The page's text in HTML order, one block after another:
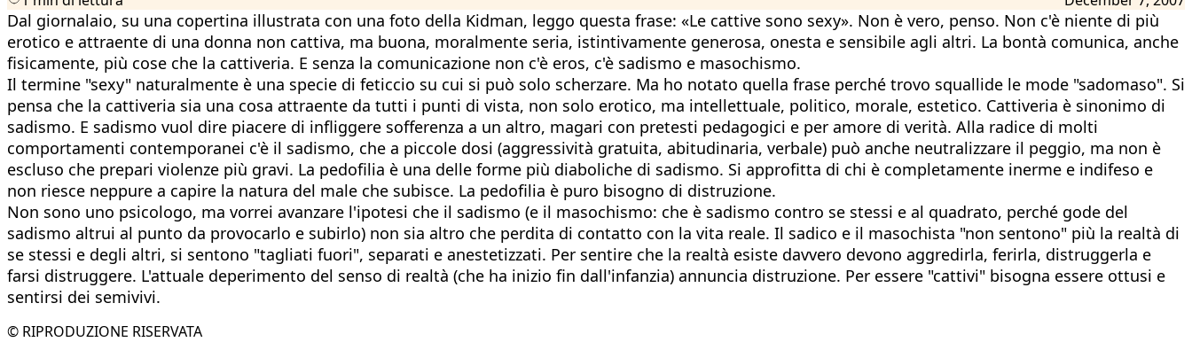
Dal giornalaio, su una copertina illustrata con una foto della Kidman, leggo questa frase: «Le cattive sono sexy». Non è vero, penso. Non c'è niente di più
erotico e attraente di una donna non cattiva, ma buona, moralmente seria, istintivamente generosa, onesta e sensibile agli altri. La bontà comunica, anche
fisicamente, più cose che la cattiveria. E senza la comunicazione non c'è eros, c'è sadismo e masochismo.
Il termine "sexy" naturalmente è una specie di feticcio su cui si può solo scherzare. Ma ho notato quella frase perché trovo squallide le mode "sadomaso". Si
pensa che la cattiveria sia una cosa attraente da tutti i punti di vista, non solo erotico, ma intellettuale, politico, morale, estetico. Cattiveria è sinonimo di
sadismo. E sadismo vuol dire piacere di infliggere sofferenza a un altro, magari con pretesti pedagogici e per amore di verità. Alla radice di molti
comportamenti contemporanei c'è il sadismo, che a piccole dosi (aggressività gratuita, abitudinaria, verbale) può anche neutralizzare il peggio, ma non è
escluso che prepari violenze più gravi. La pedofilia è una delle forme più diaboliche di sadismo. Si approfitta di chi è completamente inerme e indifeso e
non riesce neppure a capire la natura del male che subisce. La pedofilia è puro bisogno di distruzione.
Non sono uno psicologo, ma vorrei avanzare l'ipotesi che il sadismo (e il masochismo: che è sadismo contro se stessi e al quadrato, perché gode del
sadismo altrui al punto da provocarlo e subirlo) non sia altro che perdita di contatto con la vita reale. Il sadico e il masochista "non sentono" più la realtà di
se stessi e degli altri, si sentono "tagliati fuori", separati e anestetizzati. Per sentire che la realtà esiste davvero devono aggredirla, ferirla, distruggerla e
farsi distruggere. L'attuale deperimento del senso di realtà (che ha inizio fin dall'infanzia) annuncia distruzione. Per essere "cattivi" bisogna essere ottusi e
sentirsi dei semivivi.
© RIPRODUZIONE RISERVATA